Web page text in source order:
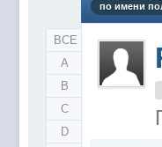
ВСЕ
A
B
C
D
по имени